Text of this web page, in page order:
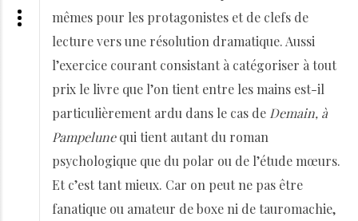
mêmes pour les protagonistes et de clefs de
lecture vers une résolution dramatique. Aussi
l’exercice courant consistant à catégoriser à tout
prix le livre que l’on tient entre les mains est-il
particulièrement ardu dans le cas de Demain, à
Pampelunequi tient autant du roman
psychologique que du polar ou de l’étude mœurs.
Et c’est tant mieux. Car on peut ne pas être
fanatique ou amateur de boxe ni de tauromachie,